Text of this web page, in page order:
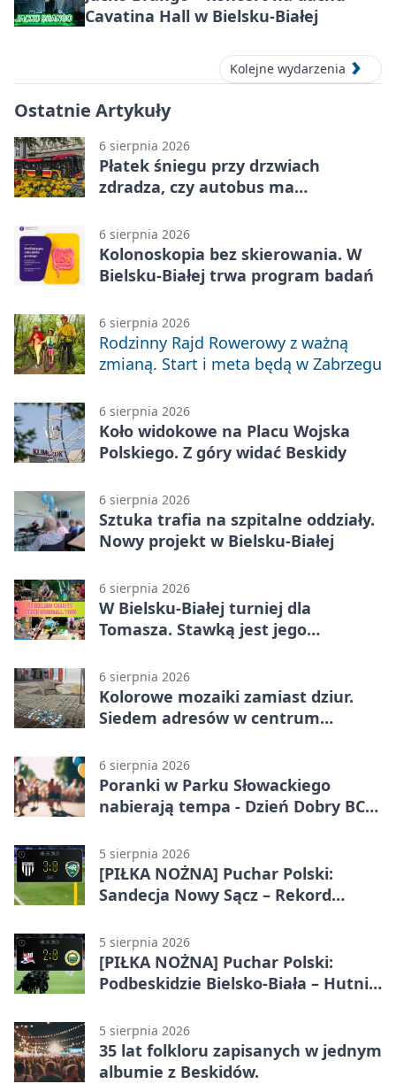
Cavatina Hall w Bielsku-Białej
Kolejne wydarzenia
Ostatnie Artykuły
6 sierpnia 2026
Płatek śniegu przy drzwiach
zdradza, czy autobus ma
6 sierpnia 2026
Kolonoskopia bez skierowania. W
Bielsku-Białej trwa program badań
6 sierpnia 2026
Rodzinny Rajd Rowerowy z ważną
zmianą. Start i meta będą w Zabrzegu
6 sierpnia 2026
Koło widokowe na Placu Wojska
Polskiego. Z góry widać Beskidy
6 sierpnia 2026
Sztuka trafia na szpitalne oddziały.
Nowy projekt w Bielsku-Białej
6 sierpnia 2026
W Bielsku-Białej turniej dla
Tomasza. Stawką jest jego
6 sierpnia 2026
Kolorowe mozaiki zamiast dziur.
Siedem adresów w centrum
6 sierpnia 2026
Poranki w Parku Słowackiego
nabierają tempa - Dzień Dobry BCK
5 sierpnia 2026
[PIŁKA NOŻNA] Puchar Polski:
Sandecja Nowy Sącz – Rekord
5 sierpnia 2026
[PIŁKA NOŻNA] Puchar Polski:
Podbeskidzie Bielsko-Biała – Hutnik
w Dankowicach
5 sierpnia 2026
35 lat folkloru zapisanych w jednym
albumie z Beskidów.